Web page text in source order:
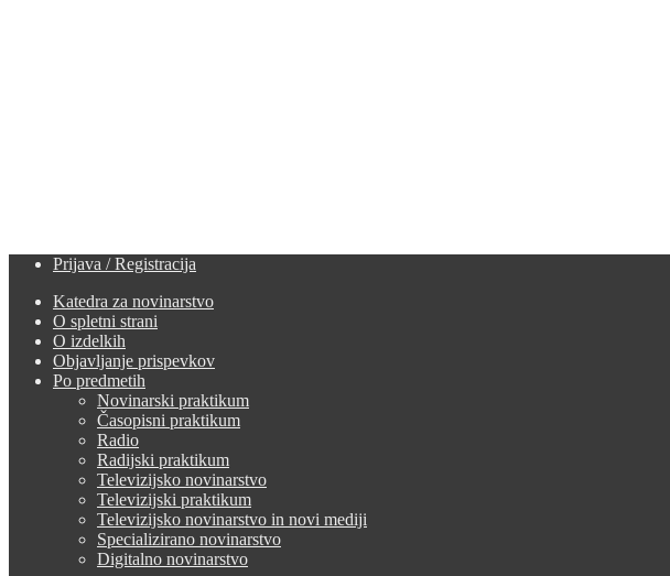
Prijava / Registracija
Katedra za novinarstvo
O spletni strani
O izdelkih
Objavljanje prispevkov
Po predmetih
Novinarski praktikum
Časopisni praktikum
Radio
Radijski praktikum
Televizijsko novinarstvo
Televizijski praktikum
Televizijsko novinarstvo in novi mediji
Specializirano novinarstvo
Digitalno novinarstvo